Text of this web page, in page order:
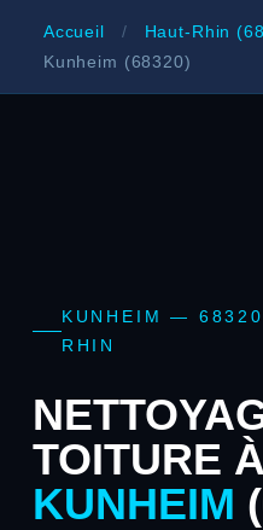
Accueil / Haut-Rhin
Kunheim (68320)
KUNHEIM —
RHIN
TOITURE À
KUNHEIM